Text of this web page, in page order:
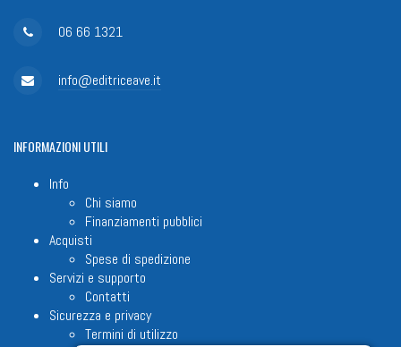
06 66 1321
info@editriceave.it
INFORMAZIONIUTILI
Info
Chi siamo
Finanziamenti pubblici
Acquisti
Spese di spedizione
Servizi e supporto
Contatti
Sicurezza e privacy
Termini di utilizzo